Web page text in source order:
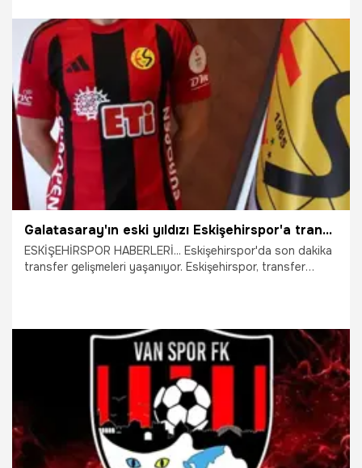
14.07.2026 Eskişehir
Galatasaray'ın eski yıldızı Eskişehirspor'a transfer oldu
ESKİŞEHİRSPOR HABERLERİ... Eskişehirspor'da son dakika
transfer gelişmeleri yaşanıyor. Eskişehirspor, transfer
Eskişehir